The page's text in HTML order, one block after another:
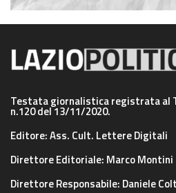
Testata giornalistica registrata al
n.120 del 13/11/2020.
Editore: Ass. Cult. Lettere Digitali
Direttore Editoriale: Marco Montini
Direttore Responsabile: Daniele